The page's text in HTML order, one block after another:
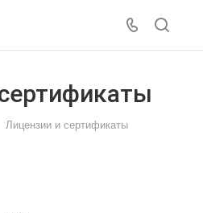
Лицензии и сертификаты